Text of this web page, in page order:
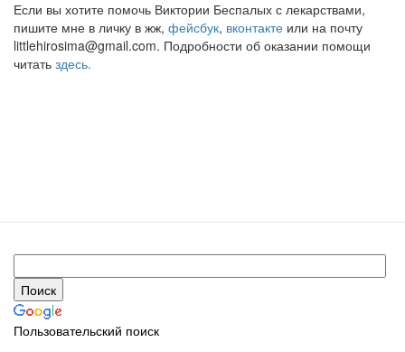
Если вы хотите помочь Виктории Беспалых с лекарствами,
пишите мне в личку в жж, фейсбук, вконтакте или на почту
littlehirosima@gmail.com. Подробности об оказании помощи
читать здесь.
Пользовательский поиск